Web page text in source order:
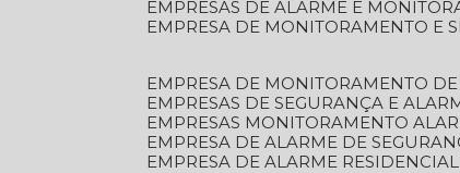
EMPRESAS DE ALARME E
EMPRESA DE MONITORAMENTO E
EMPRESA DE MONITORAMENTO
EMPRESAS DE SEGURANÇA E
EMPRESAS MONITORAMENTO
EMPRESA DE ALARME DE
EMPRESA DE ALARME RESIDENCIAL